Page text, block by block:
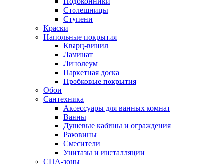
Столешницы
Ступени
Краски
Напольные покрытия
Кварц-винил
Ламинат
Линолеум
Паркетная доска
Пробковые покрытия
Обои
Сантехника
Аксессуары для ванных комнат
Ванны
Душевые кабины и ограждения
Раковины
Смесители
Унитазы и инсталляции
СПА-зоны